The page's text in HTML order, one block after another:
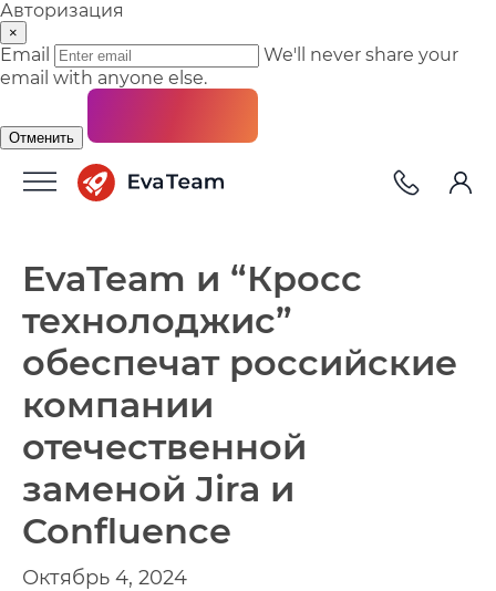
Авторизация
×
Email
We'll never share your
email with anyone else.
Отменить
EvaTeam и “Кросс
технолоджис”
обеспечат российские
компании
отечественной
заменой Jira и
Confluence
Октябрь 4, 2024